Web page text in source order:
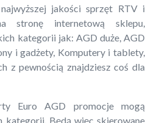
jakości sprzęt RTV i
stronę internetową sklepu,
kategorii jak: AGD duże, AGD
i gadżety, Komputery i tablety,
z pewnością znajdziesz coś dla
Euro AGD promocje mogą
kategorii. Będą więc skierowane